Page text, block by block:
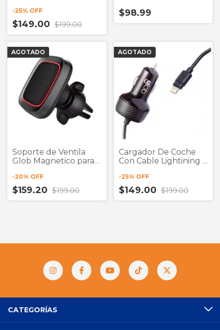
Adhesivo (Liquidación)
-25% OFF
$149.00 $199.00
$98.99
AGOTADO
Soporte de Ventila
Glob Magnetico para
-20% OFF
$159.20 $199.00
AGOTADO
Cargador De Coche
Con Cable Lightining +
-25% OFF
$149.00 $199.00
CATEGORÍAS